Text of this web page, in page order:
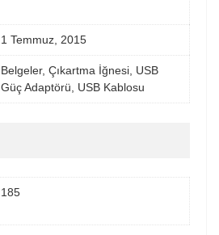
1 Temmuz, 2015
Belgeler, Çıkartma İğnesi, USB
Güç Adaptörü, USB Kablosu
185